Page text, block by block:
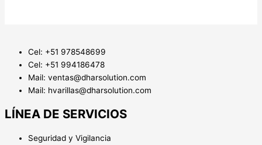
Cel: +51 978548699
Cel: +51 994186478
Mail: ventas@dharsolution.com
Mail: hvarillas@dharsolution.com
LÍNEA DE SERVICIOS
Seguridad y Vigilancia